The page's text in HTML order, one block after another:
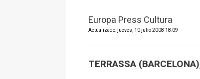
Europa Press Cultura
Actualizado: jueves, 10 julio 2008 18:09
TERRASSA